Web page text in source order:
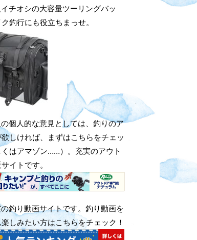
チオシの大容量ツーリングバッ
釣行にも役立ちまっせ。
個人的な意見としては、釣りのア
しければ、まずはこちらをチェッ
はアマゾン……）。充実のアウト
イトです。
釣り動画サイトです。釣り動画を
しみたい方はこちらをチェック！